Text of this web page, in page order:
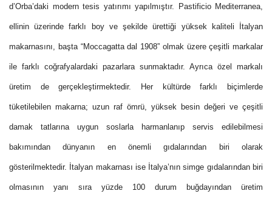
d’Orba’daki modern tesis yatırımı yapılmıştır. Pastificio Mediterranea,
ellinin üzerinde farklı boy ve şekilde ürettiği yüksek kaliteli İtalyan
makarnasını, başta “Moccagatta dal 1908” olmak üzere çeşitli markalar
ile farklı coğrafyalardaki pazarlara sunmaktadır. Ayrıca özel markalı
üretim de gerçekleştirmektedir. Her kültürde farklı biçimlerde
tüketilebilen makarna; uzun raf ömrü, yüksek besin değeri ve çeşitli
damak tatlarına uygun soslarla harmanlanıp servis edilebilmesi
bakımından dünyanın en önemli gıdalarından biri olarak
gösterilmektedir. İtalyan makarnası ise İtalya’nın simge gıdalarından biri
olmasının yanı sıra yüzde 100 durum buğdayından üretim